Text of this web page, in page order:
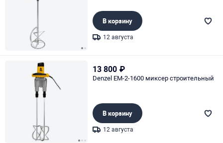
В корзину
12 августа
13 800 ₽
Denzel EM-2-1600 миксер строительный
В корзину
12 августа